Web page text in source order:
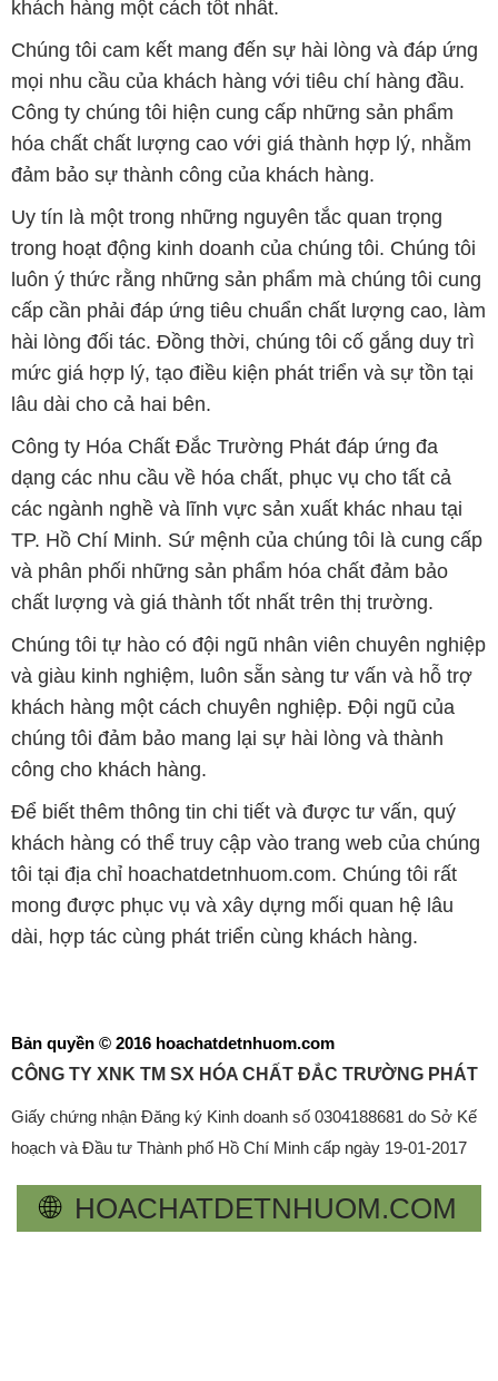
khách hàng một cách tốt nhất.
Chúng tôi cam kết mang đến sự hài lòng và đáp ứng
mọi nhu cầu của khách hàng với tiêu chí hàng đầu.
Công ty chúng tôi hiện cung cấp những sản phẩm
hóa chất chất lượng cao với giá thành hợp lý, nhằm
đảm bảo sự thành công của khách hàng.
Uy tín là một trong những nguyên tắc quan trọng
trong hoạt động kinh doanh của chúng tôi. Chúng tôi
luôn ý thức rằng những sản phẩm mà chúng tôi cung
cấp cần phải đáp ứng tiêu chuẩn chất lượng cao, làm
hài lòng đối tác. Đồng thời, chúng tôi cố gắng duy trì
mức giá hợp lý, tạo điều kiện phát triển và sự tồn tại
lâu dài cho cả hai bên.
Công ty Hóa Chất Đắc Trường Phát đáp ứng đa
dạng các nhu cầu về hóa chất, phục vụ cho tất cả
các ngành nghề và lĩnh vực sản xuất khác nhau tại
TP. Hồ Chí Minh. Sứ mệnh của chúng tôi là cung cấp
và phân phối những sản phẩm hóa chất đảm bảo
chất lượng và giá thành tốt nhất trên thị trường.
Chúng tôi tự hào có đội ngũ nhân viên chuyên nghiệp
và giàu kinh nghiệm, luôn sẵn sàng tư vấn và hỗ trợ
khách hàng một cách chuyên nghiệp. Đội ngũ của
chúng tôi đảm bảo mang lại sự hài lòng và thành
công cho khách hàng.
Để biết thêm thông tin chi tiết và được tư vấn, quý
khách hàng có thể truy cập vào trang web của chúng
tôi tại địa chỉ hoachatdetnhuom.com. Chúng tôi rất
mong được phục vụ và xây dựng mối quan hệ lâu
dài, hợp tác cùng phát triển cùng khách hàng.
Bản quyền © 2016 hoachatdetnhuom.com
CÔNG TY XNK TM SX HÓA CHẤT ĐẮC TRƯỜNG PHÁT
Giấy chứng nhận Đăng ký Kinh doanh số 0304188681 do Sở Kế
hoạch và Đầu tư Thành phố Hồ Chí Minh cấp ngày 19-01-2017
🌐 HOACHATDETNHUOM.COM